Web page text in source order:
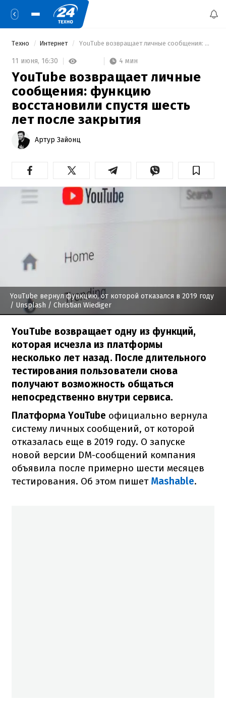
Техно Интернет YouTube возвращает личные сообщения: функцию восстановили спустя шесть лет после закрытия
11 июня, 16:30 4 мин
YouTube возвращает личные
сообщения: функцию
восстановили спустя шесть
лет после закрытия
Артур Зайонц
YouTube вернул функцию, от которой отказался в 2019 году
/ Unsplash / Christian Wiediger
YouTube возвращает одну из функций,
которая исчезла из платформы
несколько лет назад. После длительного
тестирования пользователи снова
получают возможность общаться
непосредственно внутри сервиса.
Платформа YouTube официально вернула
систему личных сообщений, от которой
отказалась еще в 2019 году. О запуске
новой версии DM-сообщений компания
объявила после примерно шести месяцев
тестирования. Об этом пишет Mashable.